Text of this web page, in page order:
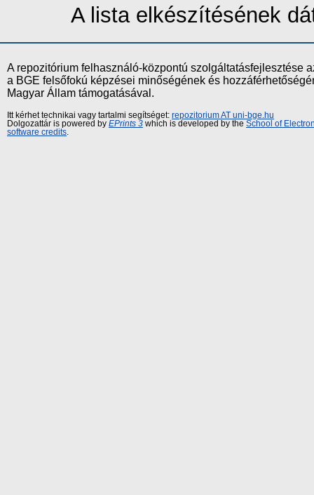
A lista elkészítésének
A repozitórium felhasználó-központú szolgáltatásfejlesztése
a BGE felsőfokú képzései minőségének és
Magyar Állam támogatásával.
Itt kérhet technikai vagy tartalmi segítséget: repozitorium AT uni-bge.hu
Dolgozattár is powered by EPrints 3 which is developed by the School of
software credits